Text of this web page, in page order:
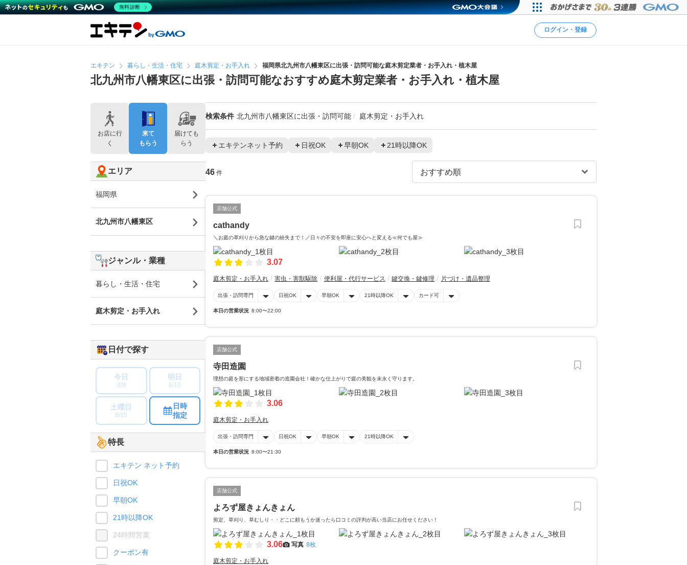
ログイン・登録
エキテン 暮らし・生活・住宅 庭木剪定・お手入れ 福岡県北九州市八幡東区に出張・訪問可能な庭木剪定業者・お手入れ・植木屋
北九州市八幡東区に出張・訪問可能なおすすめ庭木剪定業者・お手入れ・植木屋
検索条件 北九州市八幡東区に出張・訪問可能 庭木剪定・お手入れ
エキテンネット予約 日祝OK 早朝OK 21時以降OK
46 件
店舗公式
cathandy
＼お庭の草刈りから急な鍵の紛失まで！／日々の不安を即座に安心へと変える≪何でも屋≫
3.07
庭木剪定・お手入れ 害虫・害獣駆除 便利屋・代行サービス 鍵交換・鍵修理 片づけ・遺品整理
出張・訪問専門 日祝OK 早朝OK 21時以降OK カード可
本日の営業状況 8:00〜22:00
店舗公式
寺田造園
理想の庭を形にする地域密着の造園会社！確かな仕上がりで庭の美観を末永く守ります。
3.06
庭木剪定・お手入れ
出張・訪問専門 日祝OK 早朝OK 21時以降OK
本日の営業状況 8:00〜21:30
店舗公式
よろず屋きょんきょん
剪定、草刈り、草むしり・・どこに頼もうか迷ったら口コミの評判が高い当店にお任せください！
3.06 写真 8枚
庭木剪定・お手入れ
お店に行
く
来て
もらう
届けても
らう
エリア
福岡県
北九州市八幡東区
ジャンル・業種
暮らし・生活・住宅
庭木剪定・お手入れ
日付で探す
今日
8/9
明日
8/10
土曜日
8/15
日時
指定
特長
エキテン ネット予約
日祝OK
早朝OK
21時以降OK
24時間営業
クーポン有
無料診断